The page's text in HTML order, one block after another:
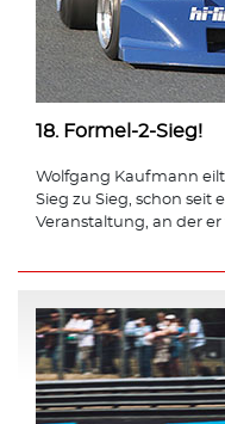
18. Formel-2-Sieg!
Wolfgang Kaufmann
Sieg zu Sieg, schon seit
Veranstaltung, an der